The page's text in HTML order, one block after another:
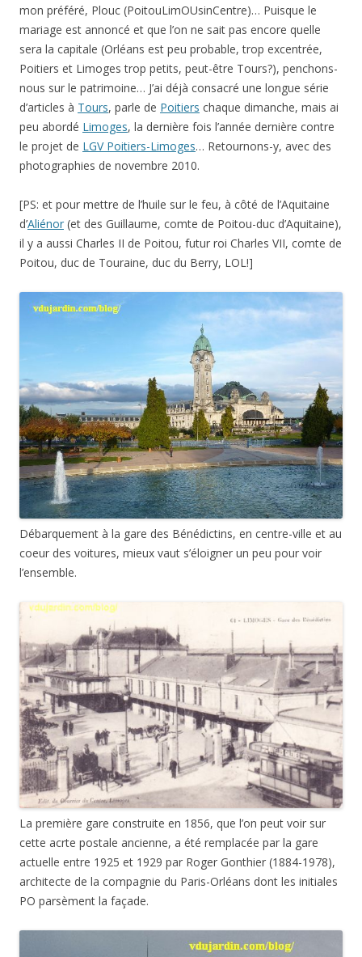
mon préféré, Plouc (PoitouLimOUsinCentre)… Puisque le
mariage est annoncé et que l’on ne sait pas encore quelle
sera la capitale (Orléans est peu probable, trop excentrée,
Poitiers et Limoges trop petits, peut-être Tours?), penchons-
nous sur le patrimoine… J’ai déjà consacré une longue série
d’articles à Tours, parle de Poitiers chaque dimanche, mais ai
peu abordé Limoges, la dernière fois l’année dernière contre
le projet de LGV Poitiers-Limoges… Retournons-y, avec des
photographies de novembre 2010.
[PS: et pour mettre de l’huile sur le feu, à côté de l’Aquitaine
d’Aliénor (et des Guillaume, comte de Poitou-duc d’Aquitaine),
il y a aussi Charles II de Poitou, futur roi Charles VII, comte de
Poitou, duc de Touraine, duc du Berry, LOL!]
Débarquement à la gare des Bénédictins, en centre-ville et au
coeur des voitures, mieux vaut s’éloigner un peu pour voir
l’ensemble.
La première gare construite en 1856, que l’on peut voir sur
cette acrte postale ancienne, a été remplacée par la gare
actuelle entre 1925 et 1929 par Roger Gonthier (1884-1978),
architecte de la compagnie du Paris-Orléans dont les initiales
PO parsèment la façade.